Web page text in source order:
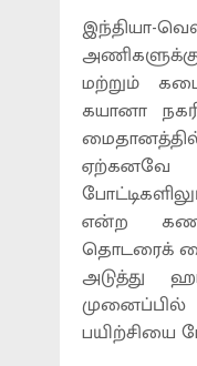
மற்றும்
கயானா
என்ற
தொடரைக்
அடுத்து
பயிற்சியை